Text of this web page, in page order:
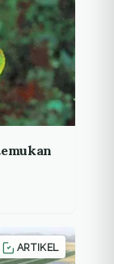
ARTIKEL